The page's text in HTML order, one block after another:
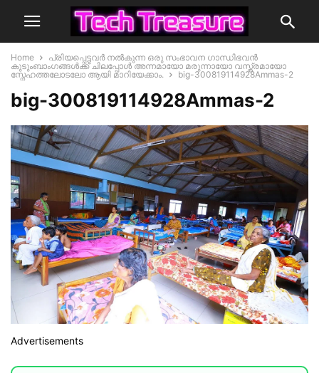
Home
പ്രിയപ്പെട്ടവര്‍ നല്‍കുന്ന ഒരു സംഭാവന ഗാന്ധിഭവന്‍
കുടുംബാംഗങ്ങള്‍ക്ക് ചിലപ്പോള്‍ അന്നമായോ മരുന്നായോ വസ്ത്രമായോ
സ്നേഹത്തലോടലോ ആയി മാറിയേക്കാം.
big-300819114928Ammas-2
big-300819114928Ammas-2
Advertisements